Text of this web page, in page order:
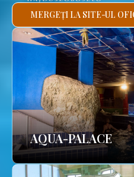
MERGEȚI LA SITE-UL
AQUA-PALACE